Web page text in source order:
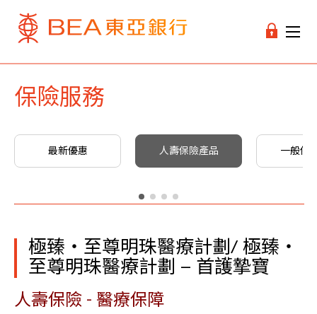
保險服務
最新優惠 人壽保險產品 一般保
極臻‧至尊明珠醫療計劃/ 極臻‧
至尊明珠醫療計劃 – 首護摯寶
人壽保險 - 醫療保障